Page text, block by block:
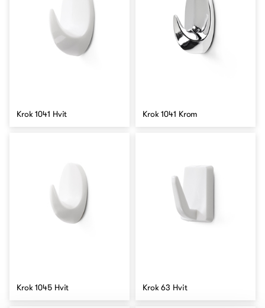
Krok 1041 Hvit Krok 1041 Krom
Krok 1045 Hvit Krok 63 Hvit